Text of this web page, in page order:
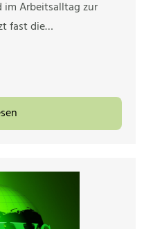
im Arbeitsalltag zur
fast die…